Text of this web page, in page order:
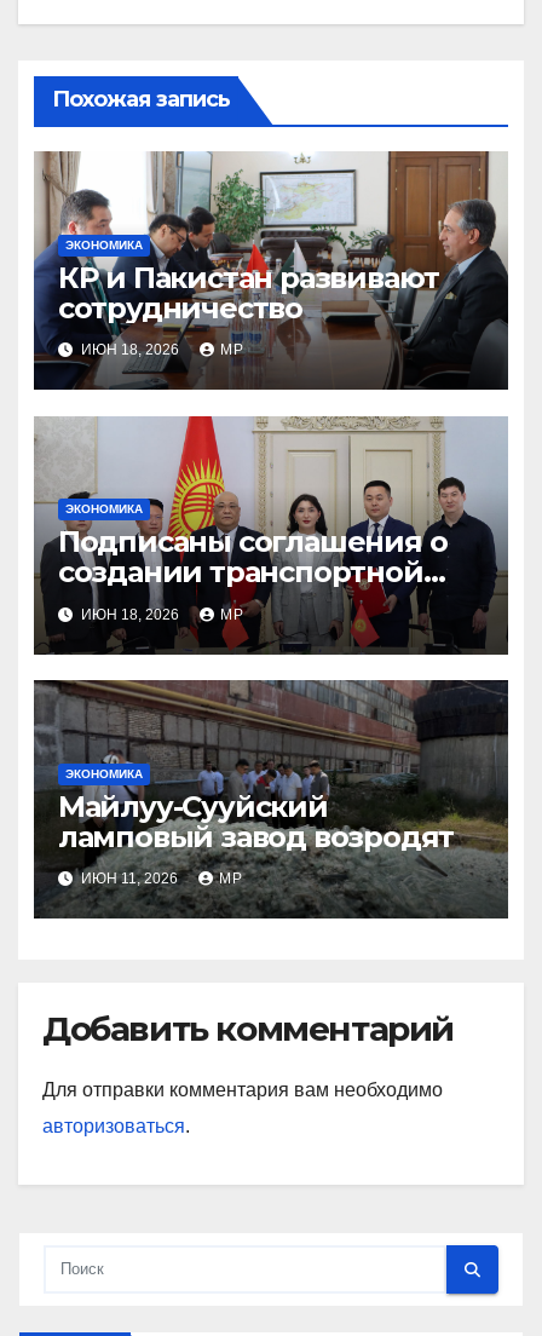
Похожая запись
ЭКОНОМИКА
КР и Пакистан развивают
сотрудничество
ИЮН 18, 2026 MP
ЭКОНОМИКА
Подписаны соглашения о
создании транспортной
инфраструктуры
ИЮН 18, 2026 MP
ЭКОНОМИКА
Майлуу-Сууйский
ламповый завод возродят
ИЮН 11, 2026 MP
Добавить комментарий
Для отправки комментария вам необходимо
авторизоваться.